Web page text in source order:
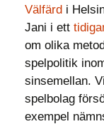
Välfärd i
Jani i ett
om olika
spelpolitik
sinsemellan.
spelbolag
exempel